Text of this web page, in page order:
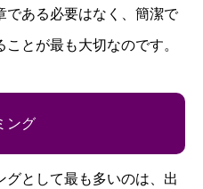
である必要はなく、簡潔で
とが最も大切なのです。
ング
として最も多いのは、出